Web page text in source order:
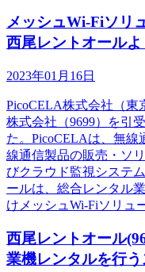
メッシュWi-Fiソリ
西尾レントオール
2023年01月16日
PicoCELA株式会社（東
株式会社（9699）を引
た。PicoCELAは、無
線通信製品の販売・ソ
びクラウド監視システ
ールは、総合レンタル
けメッシュWi-Fiソリュ
西尾レントオール
業機レンタルを行